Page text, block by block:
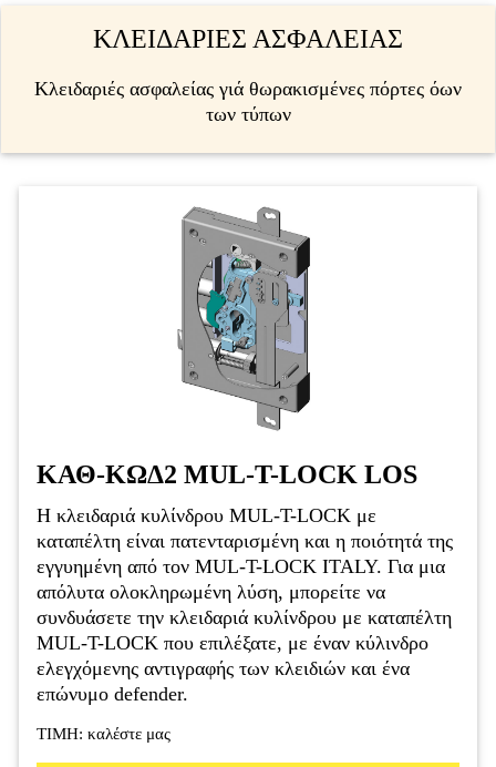
ΚΛΕΙΔΑΡΙΕΣ ΑΣΦΑΛΕΙΑΣ
Κλειδαριές ασφαλείας γιά θωρακισμένες πόρτες όων
των τύπων
ΚΑΘ-ΚΩΔ2 MUL-T-LOCK LOS
Η κλειδαριά κυλίνδρου MUL-T-LOCK με
καταπέλτη είναι πατενταρισμένη και η ποιότητά της
εγγυημένη από τον MUL-T-LOCK ΙTALY. Για μια
απόλυτα ολοκληρωμένη λύση, μπορείτε να
συνδυάσετε την κλειδαριά κυλίνδρου με καταπέλτη
MUL-T-LOCK που επιλέξατε, με έναν κύλινδρο
ελεγχόμενης αντιγραφής των κλειδιών και ένα
επώνυμο defender.
ΤΙΜΗ: καλέστε μας